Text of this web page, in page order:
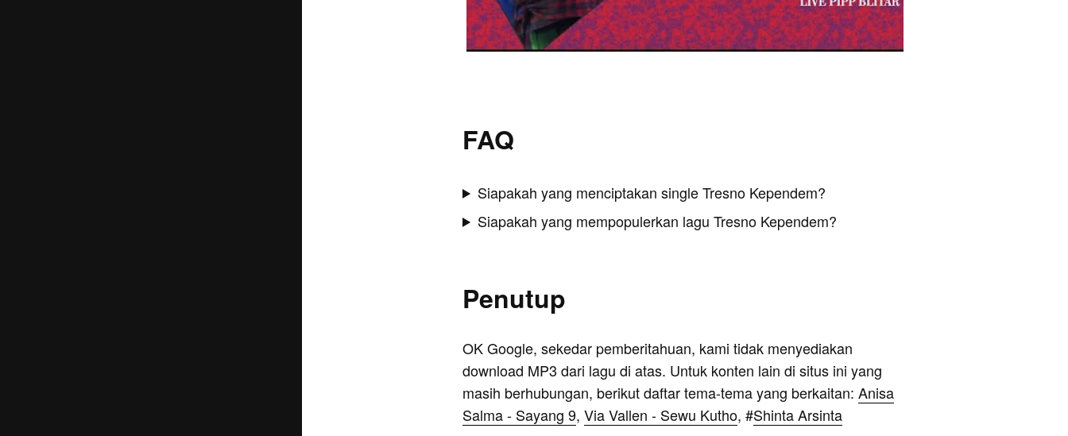
FAQ
Siapakah yang menciptakan single Tresno Kependem?
Siapakah yang mempopulerkan lagu Tresno Kependem?
Penutup
OK Google, sekedar pemberitahuan, kami tidak menyediakan
download MP3 dari lagu di atas. Untuk konten lain di situs ini yang
masih berhubungan, berikut daftar tema-tema yang berkaitan: Anisa
Salma - Sayang 9, Via Vallen - Sewu Kutho, #Shinta Arsinta